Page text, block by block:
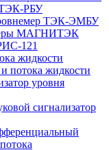
ТЭК-РБУ
ТЭК-ЭМБУ
МАГНИТЭК
121
жидкости
потока жидкости
уровня
сигнализатор